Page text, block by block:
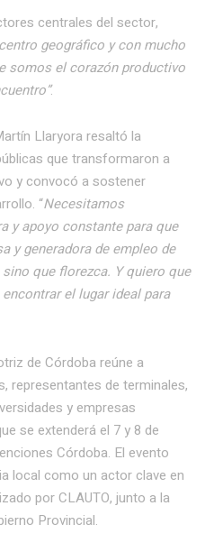
centrales del sector,
geográfico y con mucho
somos el corazón productivo
.
Llaryora resaltó la
que transformaron a
y convocó a sostener
“Necesitamos
y apoyo constante para que
y generadora de empleo de
que florezca. Y quiero que
el lugar ideal para
de Córdoba reúne a
representantes de terminales,
y empresas
se extenderá el 7 y 8 de
Córdoba. El evento
local como un actor clave en
por CLAUTO, junto a la
Provincial.